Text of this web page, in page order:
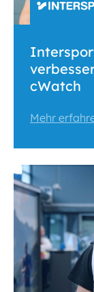
cWatch
Mehr